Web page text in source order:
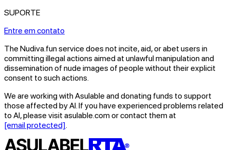
SUPORTE
Entre em contato
The Nudiva.fun service does not incite, aid, or abet users in
committing illegal actions aimed at unlawful manipulation and
dissemination of nude images of people without their explicit
consent to such actions.
We are working with Asulable and donating funds to support
those affected by AI. If you have experienced problems related
to AI, please visit asulable.com or contact them at
[email protected]